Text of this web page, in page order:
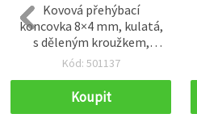
Kovová přehýbací
koncovka 8×4 mm, kulatá,
s děleným kroužkem,
stříbrná barva – 50 ks
Kód: 501137
Koupit